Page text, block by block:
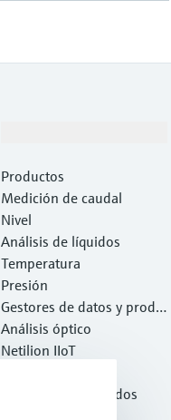
Productos
Medición de caudal
Nivel
Análisis de líquidos
Temperatura
Presión
Gestores de datos y produ
ctos de sistema
Análisis óptico
Netilion IIoT
Productos destacados